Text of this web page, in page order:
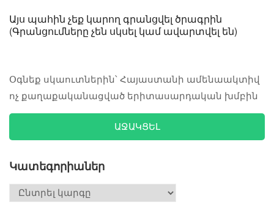
Այս պահին չեք կարող գրանցվել ծրագրին
(Գրանցումները չեն սկսել կամ ավարտվել են)
Օգնեք սկաուտներին՝ Հայաստանի ամենաակտիվ
ոչ քաղաքականացված երիտասարդական խմբին
ԱՋԱԿՑԵԼ
Կատեգորիաներ